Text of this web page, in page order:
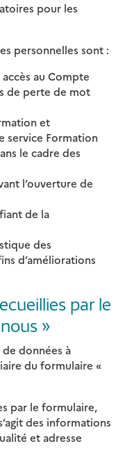
pour les
personnelles sont :
au Compte
de perte de mot
et
service Formation
le cadre des
l’ouverture de
de la
des
d’améliorations
par le
»
données à
du formulaire «
par le formulaire,
des informations
et adresse